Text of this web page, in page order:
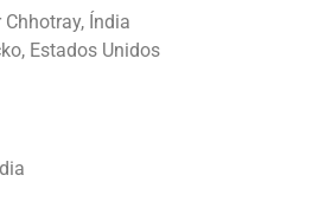
Índia
Estados Unidos